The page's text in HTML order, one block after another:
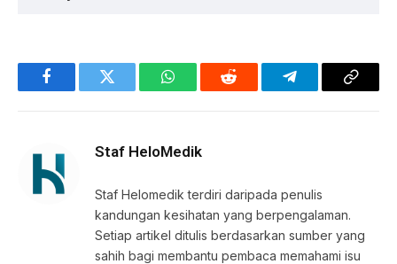
FacebookTwitter WhatsAppReddit TelegramCopy
Staf HeloMedik
Staf Helomedik terdiri daripada penulis
kandungan kesihatan yang berpengalaman.
Setiap artikel ditulis berdasarkan sumber yang
sahih bagi membantu pembaca memahami isu